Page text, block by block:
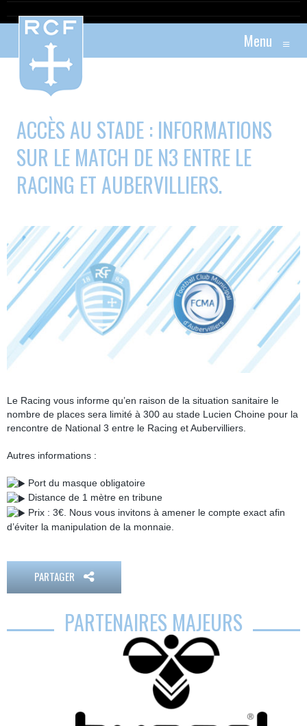
Menu ≡
ACCÈS AU STADE : INFORMATIONS
SUR LE MATCH DE N3 ENTRE LE
RACING ET AUBERVILLIERS.
Le Racing vous informe qu’en raison de la situation sanitaire le
nombre de places sera limité à 300 au stade Lucien Choine pour la
rencontre de National 3 entre le Racing et Aubervilliers.
Autres informations :
Port du masque obligatoire
Distance de 1 mètre en tribune
Prix : 3€. Nous vous invitons à amener le compte exact afin
d’éviter la manipulation de la monnaie.
PARTAGER
PARTENAIRES MAJEURS